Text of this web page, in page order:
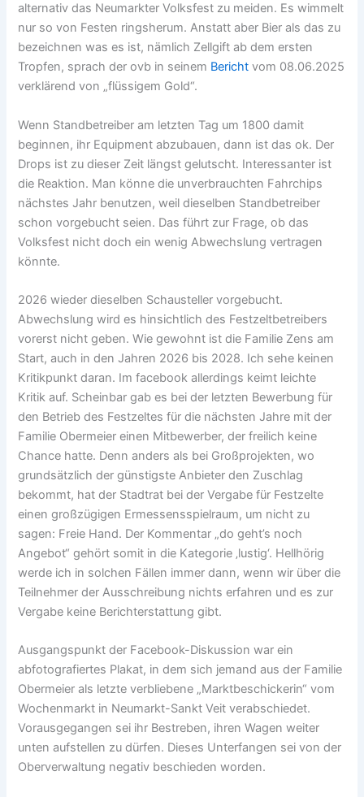
alternativ das Neumarkter Volksfest zu meiden. Es wimmelt
nur so von Festen ringsherum. Anstatt aber Bier als das zu
bezeichnen was es ist, nämlich Zellgift ab dem ersten
Tropfen, sprach der ovb in seinem Bericht vom 08.06.2025
verklärend von „flüssigem Gold“.
Wenn Standbetreiber am letzten Tag um 1800 damit
beginnen, ihr Equipment abzubauen, dann ist das ok. Der
Drops ist zu dieser Zeit längst gelutscht. Interessanter ist
die Reaktion. Man könne die unverbrauchten Fahrchips
nächstes Jahr benutzen, weil dieselben Standbetreiber
schon vorgebucht seien. Das führt zur Frage, ob das
Volksfest nicht doch ein wenig Abwechslung vertragen
könnte.
2026 wieder dieselben Schausteller vorgebucht.
Abwechslung wird es hinsichtlich des Festzeltbetreibers
vorerst nicht geben. Wie gewohnt ist die Familie Zens am
Start, auch in den Jahren 2026 bis 2028. Ich sehe keinen
Kritikpunkt daran. Im facebook allerdings keimt leichte
Kritik auf. Scheinbar gab es bei der letzten Bewerbung für
den Betrieb des Festzeltes für die nächsten Jahre mit der
Familie Obermeier einen Mitbewerber, der freilich keine
Chance hatte. Denn anders als bei Großprojekten, wo
grundsätzlich der günstigste Anbieter den Zuschlag
bekommt, hat der Stadtrat bei der Vergabe für Festzelte
einen großzügigen Ermessensspielraum, um nicht zu
sagen: Freie Hand. Der Kommentar „do geht’s noch
Angebot“ gehört somit in die Kategorie ‚lustig‘. Hellhörig
werde ich in solchen Fällen immer dann, wenn wir über die
Teilnehmer der Ausschreibung nichts erfahren und es zur
Vergabe keine Berichterstattung gibt.
Ausgangspunkt der Facebook-Diskussion war ein
abfotografiertes Plakat, in dem sich jemand aus der Familie
Obermeier als letzte verbliebene „Marktbeschickerin“ vom
Wochenmarkt in Neumarkt-Sankt Veit verabschiedet.
Vorausgegangen sei ihr Bestreben, ihren Wagen weiter
unten aufstellen zu dürfen. Dieses Unterfangen sei von der
Oberverwaltung negativ beschieden worden.